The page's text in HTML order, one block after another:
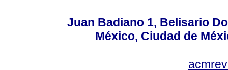
Juan Badiano 1, Belisario
México, Ciudad de